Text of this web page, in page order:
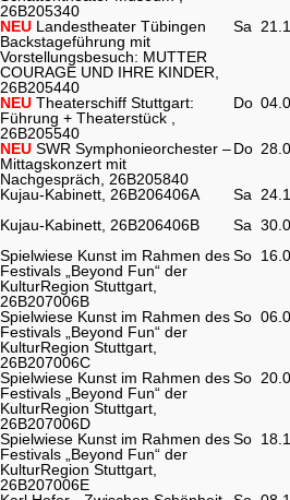
26B205340
NEU Landestheater Tübingen
Backstageführung mit
Vorstellungsbesuch: MUTTER
COURAGE UND IHRE KINDER,
26B205440
Sa
NEU Theaterschiff Stuttgart:
Führung + Theaterstück ,
26B205540
Do
NEU SWR Symphonieorchester –
Mittagskonzert mit
Nachgespräch, 26B205840
Do
Kujau-Kabinett, 26B206406A Sa
Kujau-Kabinett, 26B206406B
Sa
Spielwiese Kunst im Rahmen des
Festivals „Beyond Fun“ der
KulturRegion Stuttgart,
26B207006B
So
Spielwiese Kunst im Rahmen des
Festivals „Beyond Fun“ der
KulturRegion Stuttgart,
26B207006C
So
Spielwiese Kunst im Rahmen des
Festivals „Beyond Fun“ der
KulturRegion Stuttgart,
26B207006D
So
Spielwiese Kunst im Rahmen des
Festivals „Beyond Fun“ der
KulturRegion Stuttgart,
26B207006E
So